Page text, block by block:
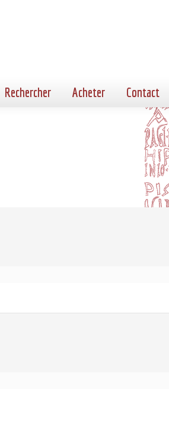
Rechercher Acheter Contact